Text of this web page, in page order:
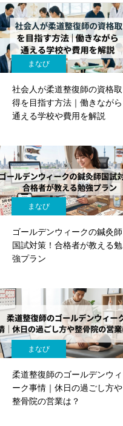
まなび
社会人が柔道整復師の資格取
得を目指す方法｜働きながら
通える学校や費用を解説
まなび
ゴールデンウィークの鍼灸師
国試対策！合格者が教える勉
強プラン
まなび
柔道整復師のゴールデンウィ
ーク事情｜休日の過ごし方や
整骨院の営業は？